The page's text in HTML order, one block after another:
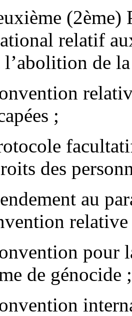
relatif
de
;
des
au
pour
de génocide ;